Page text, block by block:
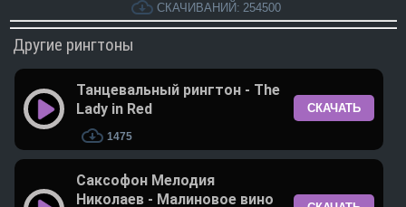
СКАЧИВАНИЙ: 254500
Другие рингтоны
Танцевальный рингтон - The
Lady in Red
1475
СКАЧАТЬ
Саксофон Мелодия
Николаев - Малиновое вино